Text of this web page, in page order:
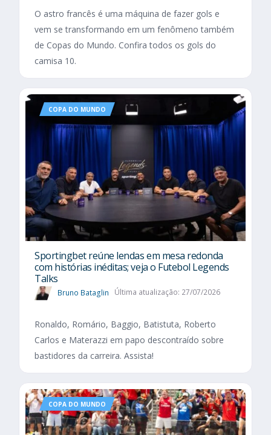
O astro francês é uma máquina de fazer gols e
vem se transformando em um fenômeno também
de Copas do Mundo. Confira todos os gols do
camisa 10.
COPA DO MUNDO
Sportingbet reúne lendas em mesa redonda
com histórias inéditas; veja o Futebol Legends
Talks
Bruno Bataglin Última atualização: 27/07/2026
Ronaldo, Romário, Baggio, Batistuta, Roberto
Carlos e Materazzi em papo descontraído sobre
bastidores da carreira. Assista!
COPA DO MUNDO